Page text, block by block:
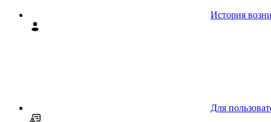
История
Для